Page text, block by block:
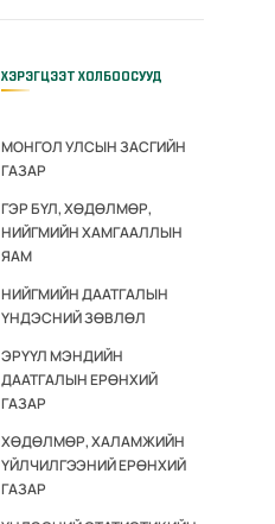
ХЭРЭГЦЭЭТ ХОЛБООСУУД
МОНГОЛ УЛСЫН ЗАСГИЙН
ГАЗАР
ГЭР БҮЛ, ХӨДӨЛМӨР,
НИЙГМИЙН ХАМГААЛЛЫН
ЯАМ
НИЙГМИЙН ДААТГАЛЫН
ҮНДЭСНИЙ ЗӨВЛӨЛ
ЭРҮҮЛ МЭНДИЙН
ДААТГАЛЫН ЕРӨНХИЙ
ГАЗАР
ХӨДӨЛМӨР, ХАЛАМЖИЙН
ҮЙЛЧИЛГЭЭНИЙ ЕРӨНХИЙ
ГАЗАР